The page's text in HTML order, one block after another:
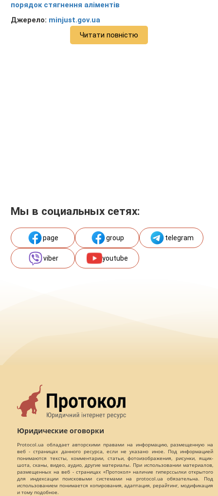
порядок стягнення аліментів
Джерело: minjust.gov.ua
Читати повністю
Мы в социальных сетях:
page group telegram
viber youtube
Юридические оговорки
Protocol.ua обладает авторскими правами на информацию, размещенную на
веб - страницах данного ресурса, если не указано иное. Под информацией
понимаются тексты, комментарии, статьи, фотоизображения, рисунки, ящик-
шота, сканы, видео, аудио, другие материалы. При использовании материалов,
размещенных на веб - страницах «Протокол» наличие гиперссылки открытого
для индексации поисковыми системами на protocol.ua обязательна. Под
использованием понимается копирования, адаптация, рерайтинг, модификация
и тому подобное.